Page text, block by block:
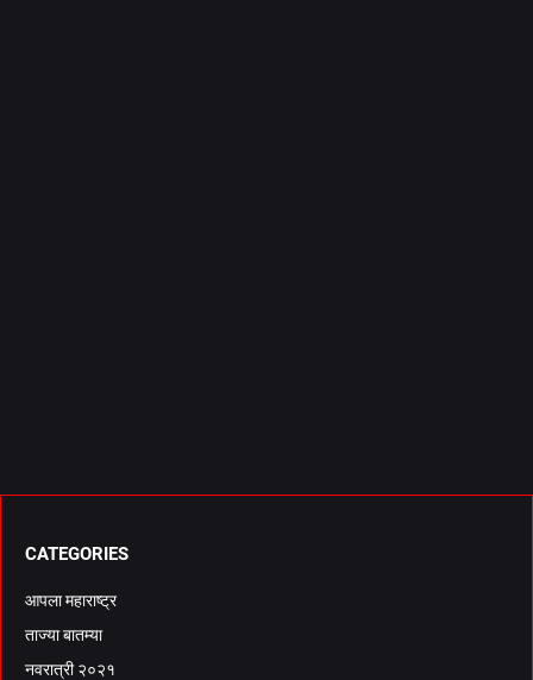
CATEGORIES
आपला महाराष्ट्र
ताज्या बातम्या
नवरात्री २०२१